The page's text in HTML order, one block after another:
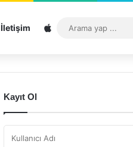
İletişim Sitemap
Kayıt Ol